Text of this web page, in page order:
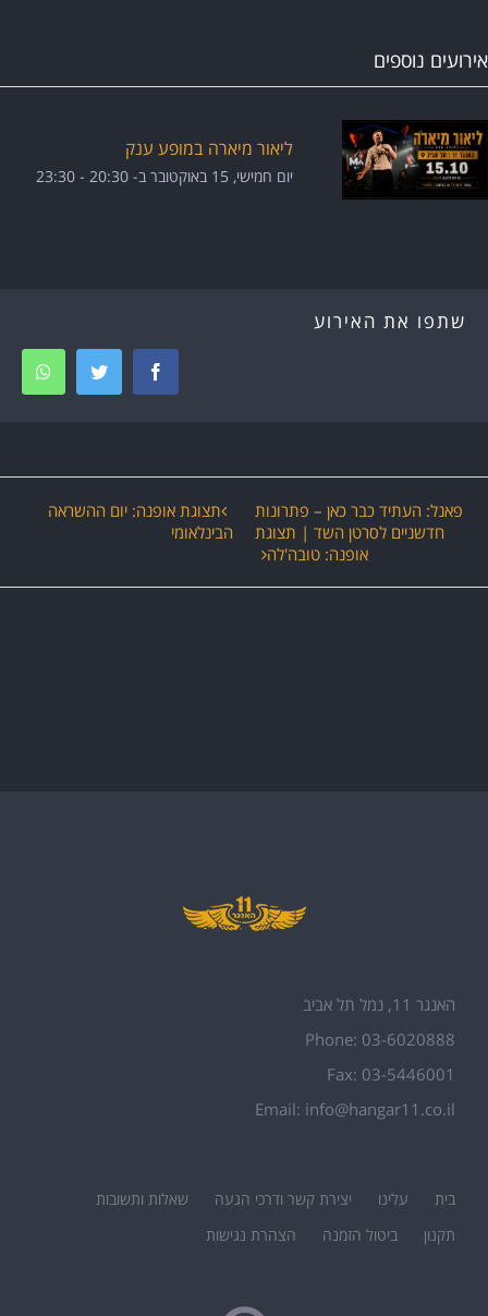
אירועים נוספים
ליאור מיארה במופע ענק
יום חמישי, 15 באוקטובר ב- 20:30 -
23:30
שתפו את האירוע
Facebook
Twitter
אירועפאנל: העתיד כבר כאן – פתרונות
חדשניים לסרטן השד | תצוגת
אופנה: טובה'לה
תצוגת אופנה: יום ההשראה
הבינלאומי
האנגר 11, נמל תל אביב
Phone: 03-6020888
Fax: 03-5446001
Email: info@hangar11.co.il
בית עלינו יצירת קשר ודרכי הגעה
שאלות ותשובות
תקנון
ביטול הזמנה הצהרת נגישות